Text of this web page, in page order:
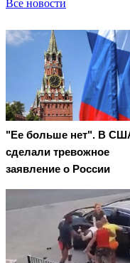
Все новости
"Ее больше нет". В
сделали тревожное
заявление о России